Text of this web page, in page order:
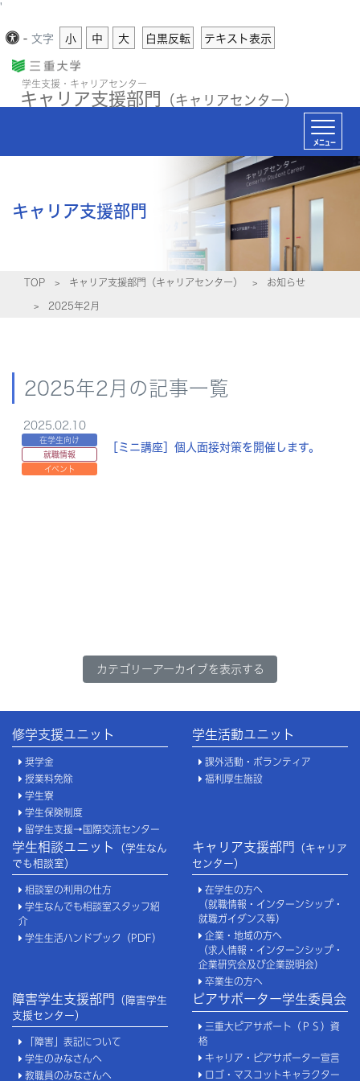
'
- 文字 小 中 大 白黒反転 テキスト表示
学生支援・キャリアセンター
キャリア支援部門 （キャリアセンター）
メニュー
キャリア支援部門
TOP キャリア支援部門（キャリアセンター） お知らせ
2025年2月
2025年2月の記事一覧
2025.02.10
在学生向け
就職情報
イベント
［ミニ講座］個人面接対策を開催します。
カテゴリーアーカイブを表示する
修学支援ユニット
奨学金
授業料免除
学生寮
学生保険制度
留学生支援→国際交流センター
学生活動ユニット
課外活動・ボランティア
福利厚生施設
学生相談ユニット
（学生なん
でも相談室）
相談室の利用の仕方
学生なんでも相談室スタッフ紹
介
学生生活ハンドブック（PDF）
キャリア支援部門
（キャリア
センター）
在学生の方へ
（就職情報・インターンシップ・
就職ガイダンス等）
企業・地域の方へ
（求人情報・インターンシップ・
企業研究会及び企業説明会）
卒業生の方へ
障害学生支援部門
（障害学生
支援センター）
「障害」表記について
学生のみなさんへ
教職員のみなさんへ
ピアサポーター学生委員会
三重大ピアサポート（ＰＳ）資
格
キャリア・ピアサポーター宣言
ロゴ・マスコットキャラクター